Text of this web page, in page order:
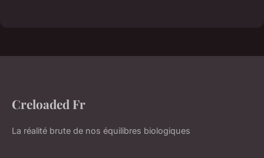
Creloaded Fr
La réalité brute de nos équilibres biologiques